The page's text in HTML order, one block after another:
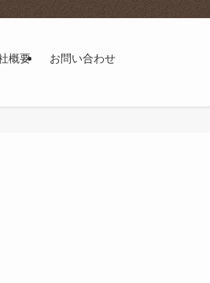
概要 お問い合わせ